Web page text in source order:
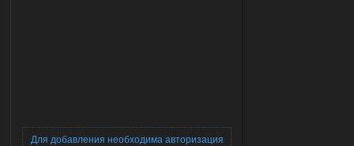
Для добавления необходима авторизация